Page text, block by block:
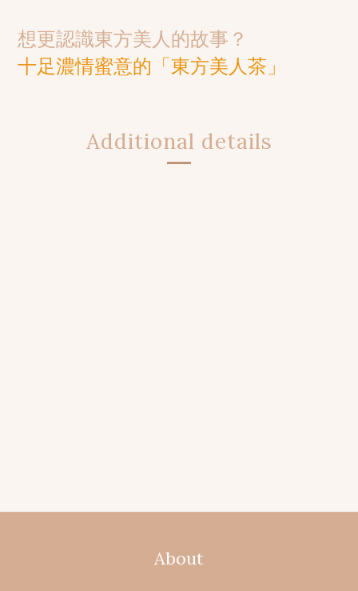
想更認識東方美人的故事？
十足濃情蜜意的「東方美人茶」
Additional details
About